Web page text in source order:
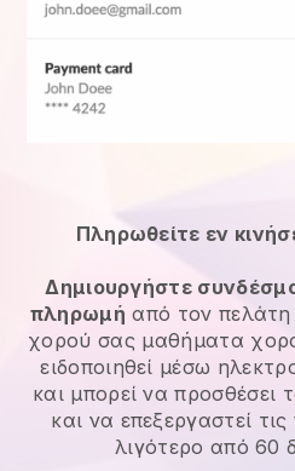
Πληρωθείτε εν
Δημιουργήστε
πληρωμή από τον πελάτη
χορού σας μαθήματα
ειδοποιηθεί μέσω
και μπορεί να προσθέσει
και να επεξεργαστεί
λιγότερο από 60